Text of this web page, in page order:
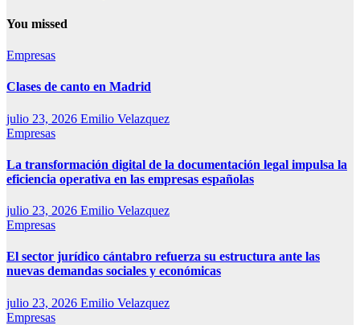
You missed
Empresas
Clases de canto en Madrid
julio 23, 2026 Emilio Velazquez
Empresas
La transformación digital de la documentación legal impulsa la
eficiencia operativa en las empresas españolas
julio 23, 2026 Emilio Velazquez
Empresas
El sector jurídico cántabro refuerza su estructura ante las
nuevas demandas sociales y económicas
julio 23, 2026 Emilio Velazquez
Empresas